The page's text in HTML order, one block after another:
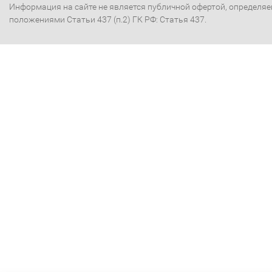
Информация на сайте не является публичной офертой,
положениями Статьи 437 (п.2) ГК РФ: Статья 437.